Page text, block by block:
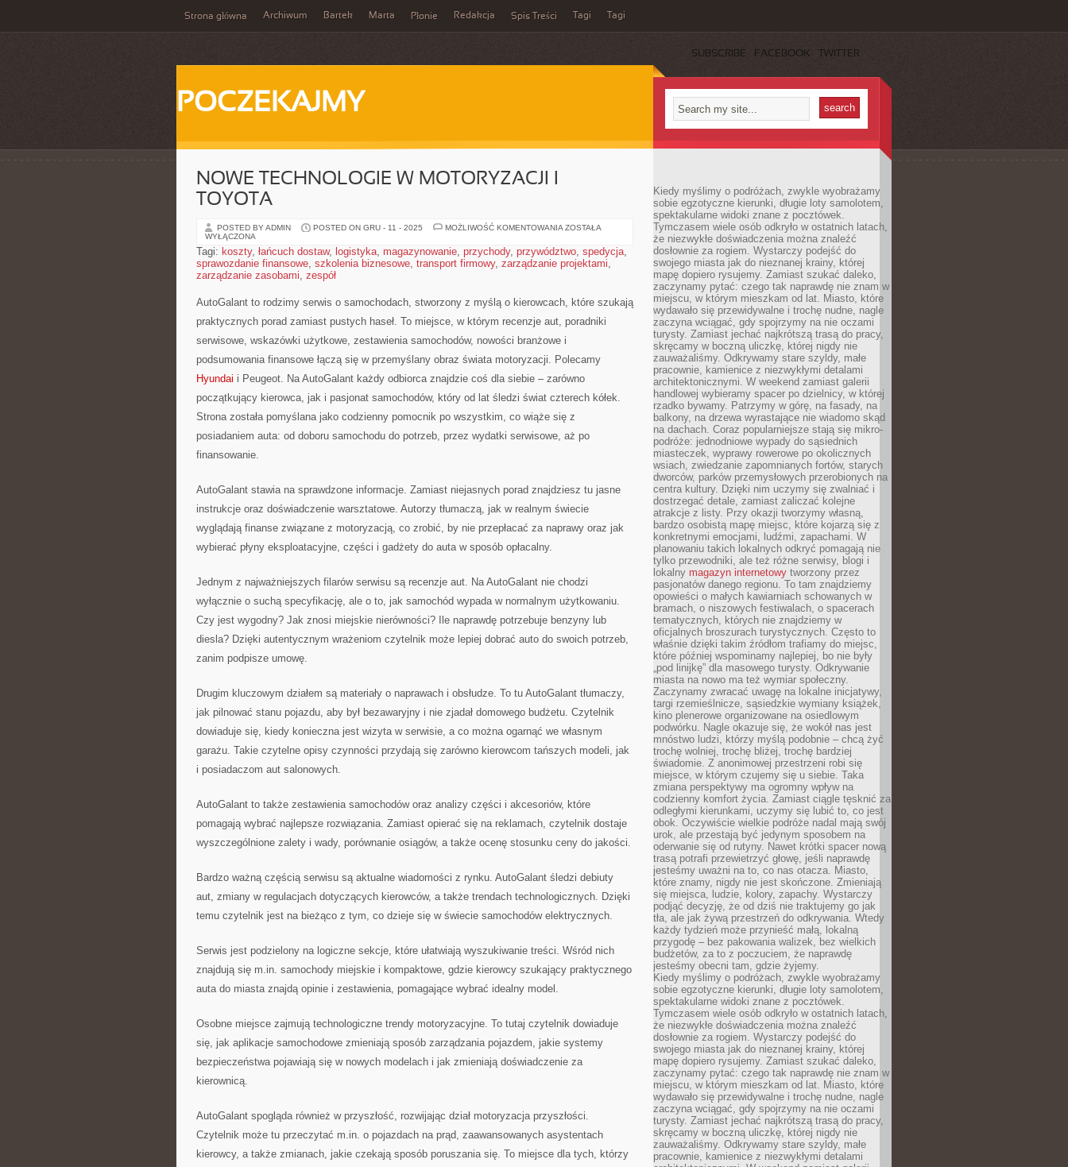
Strona główna Archiwum Bartek Marta Płonie Redakcja Spis Treści Tagi Tagi
SUBSCRIBE FACEBOOK TWITTER
POCZEKAJMY
NOWE TECHNOLOGIE W MOTORYZACJI I
TOYOTA
POSTED BY ADMIN POSTED ON GRU - 11 - 2025 MOŻLIWOŚĆ KOMENTOWANIA NOWE
MOTORYZACJI
I
TOYOTA
ZOSTAŁA
WYŁĄCZONA
Tagi: koszty, łańcuch dostaw, logistyka, magazynowanie, przychody, przywództwo, spedycja,
sprawozdanie finansowe, szkolenia biznesowe, transport firmowy, zarządzanie projektami,
zarządzanie zasobami, zespół
AutoGalant to rodzimy serwis o samochodach, stworzony z myślą o kierowcach, które szukają
praktycznych porad zamiast pustych haseł. To miejsce, w którym recenzje aut, poradniki
serwisowe, wskazówki użytkowe, zestawienia samochodów, nowości branżowe i
podsumowania finansowe łączą się w przemyślany obraz świata motoryzacji. Polecamy
Hyundai i Peugeot. Na AutoGalant każdy odbiorca znajdzie coś dla siebie – zarówno
początkujący kierowca, jak i pasjonat samochodów, który od lat śledzi świat czterech kółek.
Strona została pomyślana jako codzienny pomocnik po wszystkim, co wiąże się z
posiadaniem auta: od doboru samochodu do potrzeb, przez wydatki serwisowe, aż po
finansowanie.
AutoGalant stawia na sprawdzone informacje. Zamiast niejasnych porad znajdziesz tu jasne
instrukcje oraz doświadczenie warsztatowe. Autorzy tłumaczą, jak w realnym świecie
wyglądają finanse związane z motoryzacją, co zrobić, by nie przepłacać za naprawy oraz jak
wybierać płyny eksploatacyjne, części i gadżety do auta w sposób opłacalny.
Jednym z najważniejszych filarów serwisu są recenzje aut. Na AutoGalant nie chodzi
wyłącznie o suchą specyfikację, ale o to, jak samochód wypada w normalnym użytkowaniu.
Czy jest wygodny? Jak znosi miejskie nierówności? Ile naprawdę potrzebuje benzyny lub
diesla? Dzięki autentycznym wrażeniom czytelnik może lepiej dobrać auto do swoich potrzeb,
zanim podpisze umowę.
Drugim kluczowym działem są materiały o naprawach i obsłudze. To tu AutoGalant tłumaczy,
jak pilnować stanu pojazdu, aby był bezawaryjny i nie zjadał domowego budżetu. Czytelnik
dowiaduje się, kiedy konieczna jest wizyta w serwisie, a co można ogarnąć we własnym
garażu. Takie czytelne opisy czynności przydają się zarówno kierowcom tańszych modeli, jak
i posiadaczom aut salonowych.
AutoGalant to także zestawienia samochodów oraz analizy części i akcesoriów, które
pomagają wybrać najlepsze rozwiązania. Zamiast opierać się na reklamach, czytelnik dostaje
wyszczególnione zalety i wady, porównanie osiągów, a także ocenę stosunku ceny do jakości.
Bardzo ważną częścią serwisu są aktualne wiadomości z rynku. AutoGalant śledzi debiuty
aut, zmiany w regulacjach dotyczących kierowców, a także trendach technologicznych. Dzięki
temu czytelnik jest na bieżąco z tym, co dzieje się w świecie samochodów elektrycznych.
Serwis jest podzielony na logiczne sekcje, które ułatwiają wyszukiwanie treści. Wśród nich
znajdują się m.in. samochody miejskie i kompaktowe, gdzie kierowcy szukający praktycznego
auta do miasta znajdą opinie i zestawienia, pomagające wybrać idealny model.
Osobne miejsce zajmują technologiczne trendy motoryzacyjne. To tutaj czytelnik dowiaduje
się, jak aplikacje samochodowe zmieniają sposób zarządzania pojazdem, jakie systemy
bezpieczeństwa pojawiają się w nowych modelach i jak zmieniają doświadczenie za
kierownicą.
AutoGalant spogląda również w przyszłość, rozwijając dział motoryzacja przyszłości.
Czytelnik może tu przeczytać m.in. o pojazdach na prąd, zaawansowanych asystentach
kierowcy, a także zmianach, jakie czekają sposób poruszania się. To miejsce dla tych, którzy
Kiedy myślimy o podróżach, zwykle wyobrażamy
sobie egzotyczne kierunki, długie loty samolotem,
spektakularne widoki znane z pocztówek.
Tymczasem wiele osób odkryło w ostatnich latach,
że niezwykłe doświadczenia można znaleźć
dosłownie za rogiem. Wystarczy podejść do
swojego miasta jak do nieznanej krainy, której
mapę dopiero rysujemy. Zamiast szukać daleko,
zaczynamy pytać: czego tak naprawdę nie znam w
miejscu, w którym mieszkam od lat. Miasto, które
wydawało się przewidywalne i trochę nudne, nagle
zaczyna wciągać, gdy spojrzymy na nie oczami
turysty. Zamiast jechać najkrótszą trasą do pracy,
skręcamy w boczną uliczkę, której nigdy nie
zauważaliśmy. Odkrywamy stare szyldy, małe
pracownie, kamienice z niezwykłymi detalami
architektonicznymi. W weekend zamiast galerii
handlowej wybieramy spacer po dzielnicy, w której
rzadko bywamy. Patrzymy w górę, na fasady, na
balkony, na drzewa wyrastające nie wiadomo skąd
na dachach. Coraz popularniejsze stają się mikro-
podróże: jednodniowe wypady do sąsiednich
miasteczek, wyprawy rowerowe po okolicznych
wsiach, zwiedzanie zapomnianych fortów, starych
dworców, parków przemysłowych przerobionych na
centra kultury. Dzięki nim uczymy się zwalniać i
dostrzegać detale, zamiast zaliczać kolejne
atrakcje z listy. Przy okazji tworzymy własną,
bardzo osobistą mapę miejsc, które kojarzą się z
konkretnymi emocjami, ludźmi, zapachami. W
planowaniu takich lokalnych odkryć pomagają nie
tylko przewodniki, ale też różne serwisy, blogi i
lokalny magazyn internetowy tworzony przez
pasjonatów danego regionu. To tam znajdziemy
opowieści o małych kawiarniach schowanych w
bramach, o niszowych festiwalach, o spacerach
tematycznych, których nie znajdziemy w
oficjalnych broszurach turystycznych. Często to
właśnie dzięki takim źródłom trafiamy do miejsc,
które później wspominamy najlepiej, bo nie były
„pod linijkę” dla masowego turysty. Odkrywanie
miasta na nowo ma też wymiar społeczny.
Zaczynamy zwracać uwagę na lokalne inicjatywy,
targi rzemieślnicze, sąsiedzkie wymiany książek,
kino plenerowe organizowane na osiedlowym
podwórku. Nagle okazuje się, że wokół nas jest
mnóstwo ludzi, którzy myślą podobnie – chcą żyć
trochę wolniej, trochę bliżej, trochę bardziej
świadomie. Z anonimowej przestrzeni robi się
miejsce, w którym czujemy się u siebie. Taka
zmiana perspektywy ma ogromny wpływ na
codzienny komfort życia. Zamiast ciągle tęsknić za
odległymi kierunkami, uczymy się lubić to, co jest
obok. Oczywiście wielkie podróże nadal mają swój
urok, ale przestają być jedynym sposobem na
oderwanie się od rutyny. Nawet krótki spacer nową
trasą potrafi przewietrzyć głowę, jeśli naprawdę
jesteśmy uważni na to, co nas otacza. Miasto,
które znamy, nigdy nie jest skończone. Zmieniają
się miejsca, ludzie, kolory, zapachy. Wystarczy
podjąć decyzję, że od dziś nie traktujemy go jak
tła, ale jak żywą przestrzeń do odkrywania. Wtedy
każdy tydzień może przynieść małą, lokalną
przygodę – bez pakowania walizek, bez wielkich
budżetów, za to z poczuciem, że naprawdę
jesteśmy obecni tam, gdzie żyjemy.
Kiedy myślimy o podróżach, zwykle wyobrażamy
sobie egzotyczne kierunki, długie loty samolotem,
spektakularne widoki znane z pocztówek.
Tymczasem wiele osób odkryło w ostatnich latach,
że niezwykłe doświadczenia można znaleźć
dosłownie za rogiem. Wystarczy podejść do
swojego miasta jak do nieznanej krainy, której
mapę dopiero rysujemy. Zamiast szukać daleko,
zaczynamy pytać: czego tak naprawdę nie znam w
miejscu, w którym mieszkam od lat. Miasto, które
wydawało się przewidywalne i trochę nudne, nagle
zaczyna wciągać, gdy spojrzymy na nie oczami
turysty. Zamiast jechać najkrótszą trasą do pracy,
skręcamy w boczną uliczkę, której nigdy nie
zauważaliśmy. Odkrywamy stare szyldy, małe
pracownie, kamienice z niezwykłymi detalami